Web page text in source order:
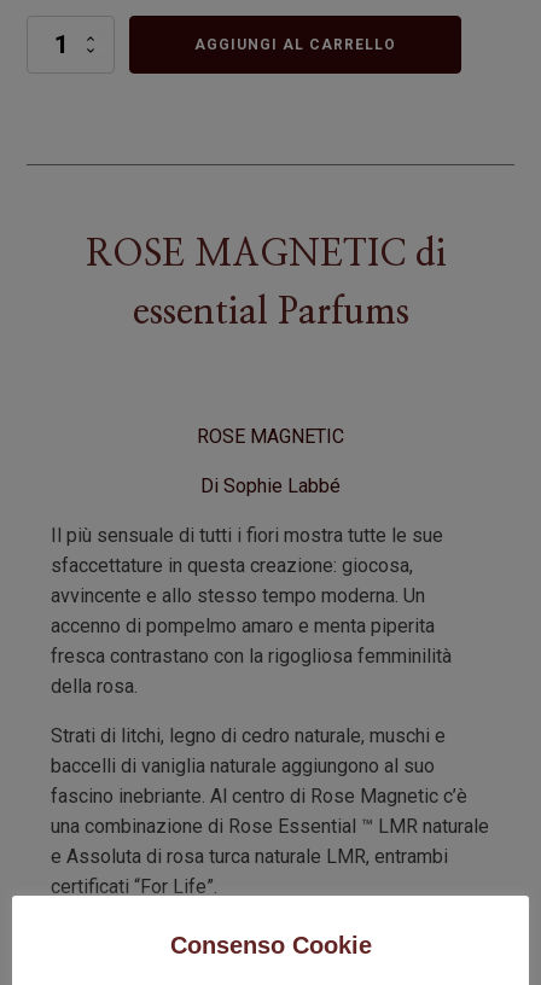
ROSE
AGGIUNGI AL CARRELLO
ROSE MAGNETIC di
essential Parfums
ROSE MAGNETIC
Di Sophie Labbé
Il più sensuale di tutti i fiori mostra tutte le sue
sfaccettature in questa creazione: giocosa,
avvincente e allo stesso tempo moderna. Un
accenno di pompelmo amaro e menta piperita
fresca contrastano con la rigogliosa femminilità
della rosa.
Strati di litchi, legno di cedro naturale, muschi e
baccelli di vaniglia naturale aggiungono al suo
fascino inebriante. Al centro di Rose Magnetic c’è
una combinazione di Rose Essential ™ LMR naturale
e Assoluta di rosa turca naturale LMR, entrambi
certificati “For Life”.
prodotto in modo sostenibile
Consenso Cookie